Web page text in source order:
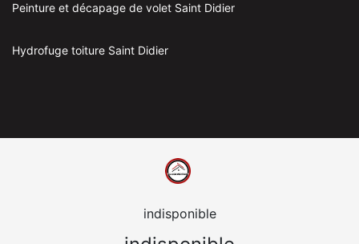
Peinture et décapage de volet Saint Didier
Hydrofuge toiture Saint Didier
indisponible